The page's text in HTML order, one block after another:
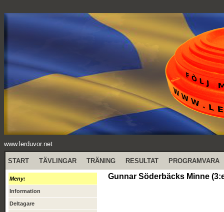
www.lerduvor.net
START TÄVLINGAR TRÄNING RESULTAT PROGRAMVARA
Meny:
Information
Deltagare
Gunnar Söderbäcks Minne